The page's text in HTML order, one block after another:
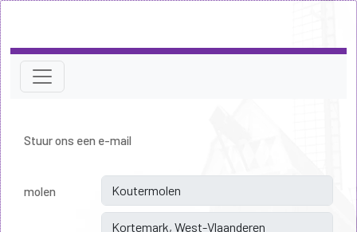
Stuur ons een e-mail
molen